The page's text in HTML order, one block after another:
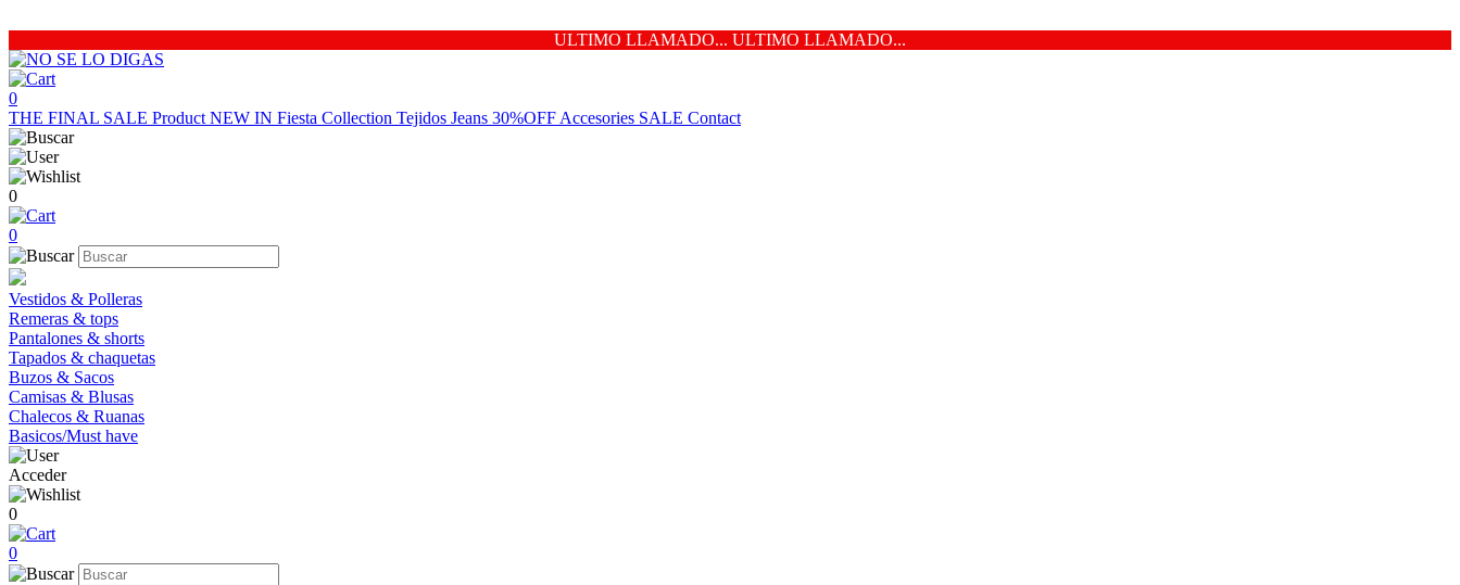
ULTIMO LLAMADO... ULTIMO LLAMADO...
0
THE FINAL SALE Product NEW IN Fiesta Collection Tejidos Jeans 30%OFF Accesories SALE Contact
0
0
Vestidos & Polleras
Remeras & tops
Pantalones & shorts
Tapados & chaquetas
Buzos & Sacos
Camisas & Blusas
Chalecos & Ruanas
Basicos/Must have
Acceder
0
0